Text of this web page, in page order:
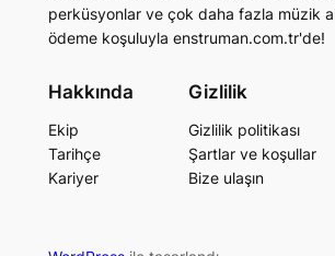
perküsyonlar ve çok daha fazla müzik
ödeme koşuluyla enstruman.com.tr'de!
Hakkında
Ekip
Tarihçe
Kariyer
Gizlilik
Gizlilik politikası
Şartlar ve koşullar
Bize ulaşın